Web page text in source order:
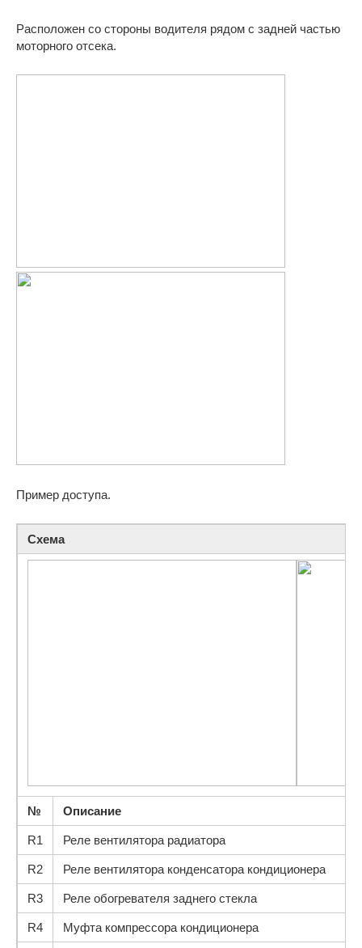
Расположен со стороны водителя рядом с задней частью
моторного отсека.
Пример доступа.
Схема
№ Описание
R1 Реле вентилятора радиатора
R2 Реле вентилятора конденсатора кондиционера
R3 Реле обогревателя заднего стекла
R4 Муфта компрессора кондиционера